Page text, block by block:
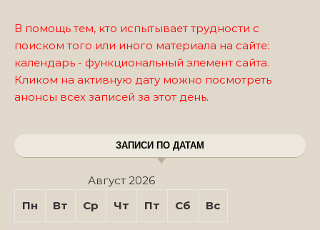
В помощь тем, кто испытывает трудности с
поиском того или иного материала на сайте:
календарь - функциональный элемент сайта.
Кликом на активную дату можно посмотреть
анонсы всех записей за этот день.
ЗАПИСИ ПО ДАТАМ
Август 2026
Пн
Вт Ср Чт Пт Сб Вс